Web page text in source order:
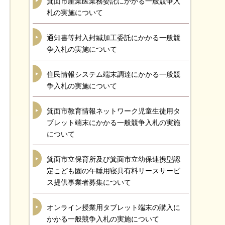
札の実施について
通知書等封入封緘加工委託にかかる一般競
争入札の実施について
住民情報システム端末調達にかかる一般競
争入札の実施について
箕面市教育情報ネットワーク児童生徒用タ
ブレット端末にかかる一般競争入札の実施
について
箕面市立保育所及び箕面市立幼保連携型認
定こども園の午睡用寝具有料リースサービ
ス提供事業者募集について
オンライン授業用タブレット端末の購入に
かかる一般競争入札の実施について